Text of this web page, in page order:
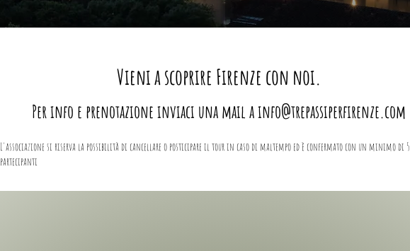
Vieni a scoprire Firenze con noi.
Per info e prenotazione inviaci una mail ainfo@trepassiperfirenze.com
L'associazione si riserva la possibilità di cancellare o posticipare il tour in caso di maltempo ed è confermato con un minimo di 5
partecipanti